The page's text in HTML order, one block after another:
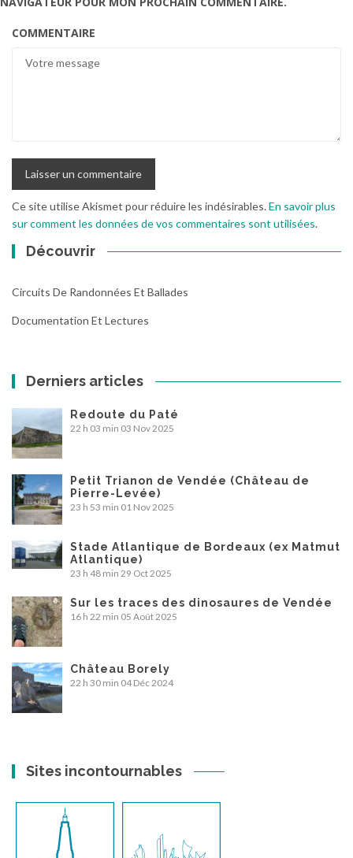
COMMENTAIRE
Ce site utilise Akismet pour réduire les indésirables.En savoir plus
sur comment les données de vos commentaires sont utilisées.
Découvrir
Circuits De Randonnées Et Ballades
Documentation Et Lectures
Derniers articles
Redoute du Paté
22 h 03 min 03 Nov 2025
Petit Trianon de Vendée (Château de
Pierre-Levée)
23 h 53 min 01 Nov 2025
Stade Atlantique de Bordeaux (ex Matmut
Atlantique)
23 h 48 min 29 Oct 2025
Sur les traces des dinosaures de Vendée
16 h 22 min 05 Août 2025
Château Borely
22 h 30 min 04 Déc 2024
Sites incontournables